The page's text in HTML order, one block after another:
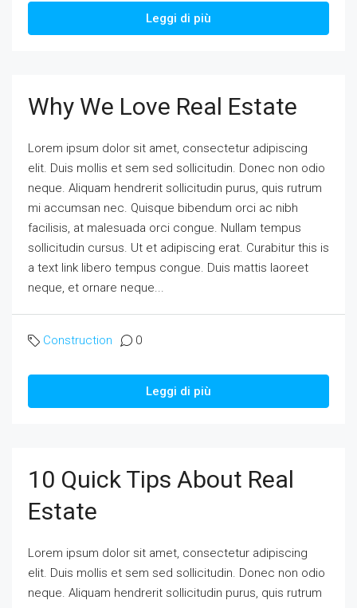
Leggi di più
Why We Love Real Estate
Lorem ipsum dolor sit amet, consectetur adipiscing
elit. Duis mollis et sem sed sollicitudin. Donec non odio
neque. Aliquam hendrerit sollicitudin purus, quis rutrum
mi accumsan nec. Quisque bibendum orci ac nibh
facilisis, at malesuada orci congue. Nullam tempus
sollicitudin cursus. Ut et adipiscing erat. Curabitur this is
a text link libero tempus congue. Duis mattis laoreet
neque, et ornare neque...
Construction 0
Leggi di più
10 Quick Tips About Real
Estate
Lorem ipsum dolor sit amet, consectetur adipiscing
elit. Duis mollis et sem sed sollicitudin. Donec non odio
neque. Aliquam hendrerit sollicitudin purus, quis rutrum